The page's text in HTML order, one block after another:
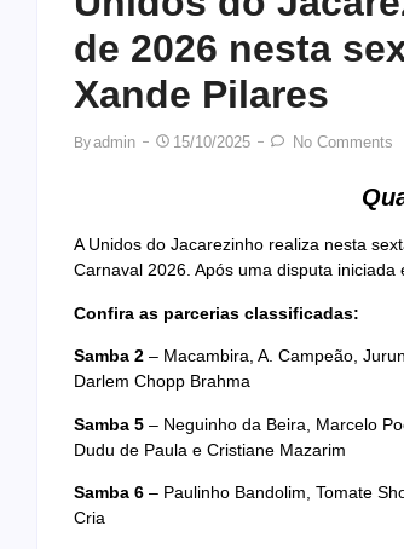
de 2026 nesta
Xande Pilares
ByAdmin 15/10/2025 No Comments
A Unidos do Jacarezinho realiza nesta
Carnaval 2026. Após uma disputa
Confira as parcerias classificadas:
Samba 2 – Macambira, A. Campeão,
Darlem Chopp Brahma
Samba 5 – Neguinho da Beira, Marcelo
Dudu de Paula e Cristiane Mazarim
Samba 6 – Paulinho Bandolim, Tomate
Cria